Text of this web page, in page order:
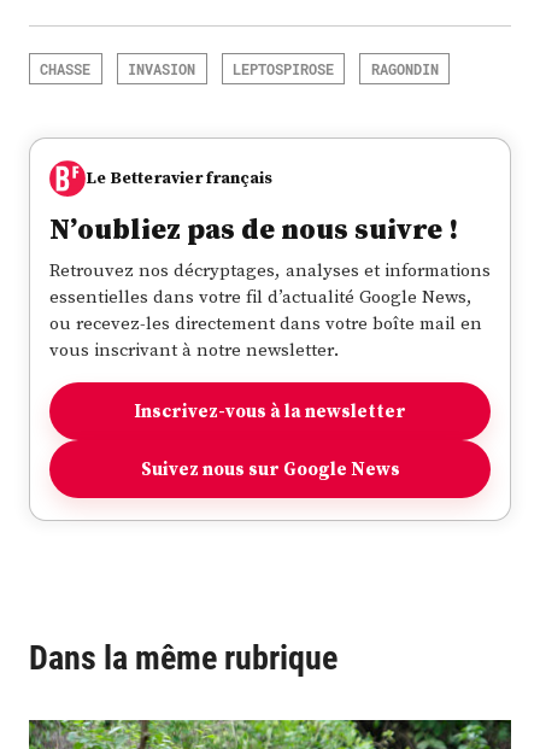
CHASSE INVASION LEPTOSPIROSE RAGONDIN
Le Betteravier français
N’oubliez pas de nous suivre !
Retrouvez nos décryptages, analyses et informations
essentielles dans votre fil d’actualité Google News,
ou recevez-les directement dans votre boîte mail en
vous inscrivant à notre newsletter.
Inscrivez-vous à la newsletter
Suivez nous sur Google News
Dans la même rubrique